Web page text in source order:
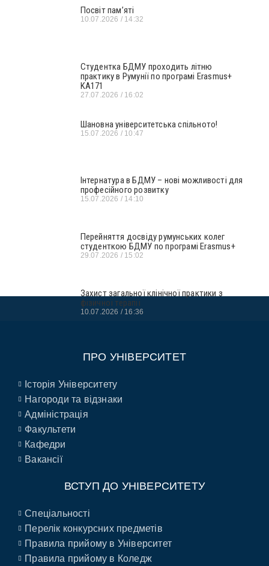
Посвіт пам’яті
10.07.2026 14:32
Студентка БДМУ проходить літню
практику в Румунії по програмі Erasmus+
KA171
27.07.2026 16:02
Шановна університетська спільното!
15.07.2026 10:47
Інтернатура в БДМУ – нові можливості для
професійного розвитку
15.07.2026 14:10
Перейняття досвіду румунських колег
студенткою БДМУ по програмі Erasmus+
29.07.2026 15:02
Захист загальної клінічної практики з
фізичної терапії
10.07.2026 16:36
ПРО УНІВЕРСИТЕТ
Історія Університету
Нагороди та відзнаки
Адміністрація
Факультети
Кафедри
Вакансії
ВСТУП ДО УНІВЕРСИТЕТУ
Спеціальності
Перелік конкурсних предметів
Правила прийому в Університет
Правила прийому в Коледж